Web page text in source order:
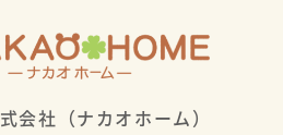
会社（ナカオホーム）